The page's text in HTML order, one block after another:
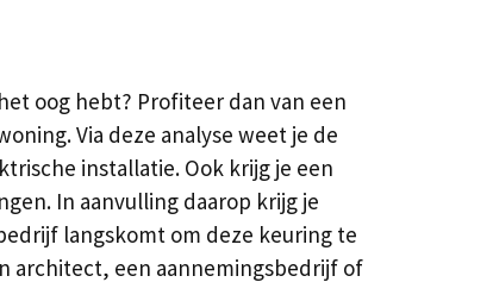
oog hebt? Profiteer dan van een
Via deze analyse weet je de
installatie. Ook krijg je een
In aanvulling daarop krijg je
langskomt om deze keuring te
architect, een aannemingsbedrijf of